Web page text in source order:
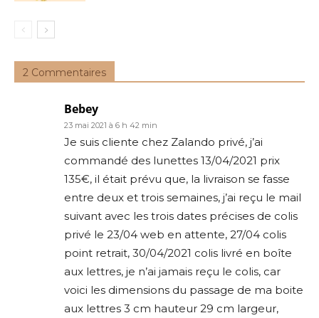
2 Commentaires
Bebey
23 mai 2021 à 6 h 42 min
Je suis cliente chez Zalando privé, j’ai
commandé des lunettes 13/04/2021 prix
135€, il était prévu que, la livraison se fasse
entre deux et trois semaines, j’ai reçu le mail
suivant avec les trois dates précises de colis
privé le 23/04 web en attente, 27/04 colis
point retrait, 30/04/2021 colis livré en boîte
aux lettres, je n’ai jamais reçu le colis, car
voici les dimensions du passage de ma boite
aux lettres 3 cm hauteur 29 cm largeur,